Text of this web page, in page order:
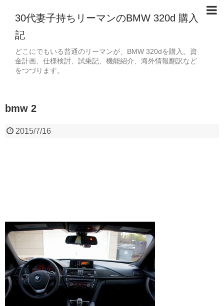
30代妻子持ちリーマンのBMW 320d 購入
記
どこにでもいる普通のリーマンが、BMW 320dを購入。資
金計画、仕様検討、試乗記、機能紹介、海外情報翻訳など
をつづります。
bmw 2
2015/7/16